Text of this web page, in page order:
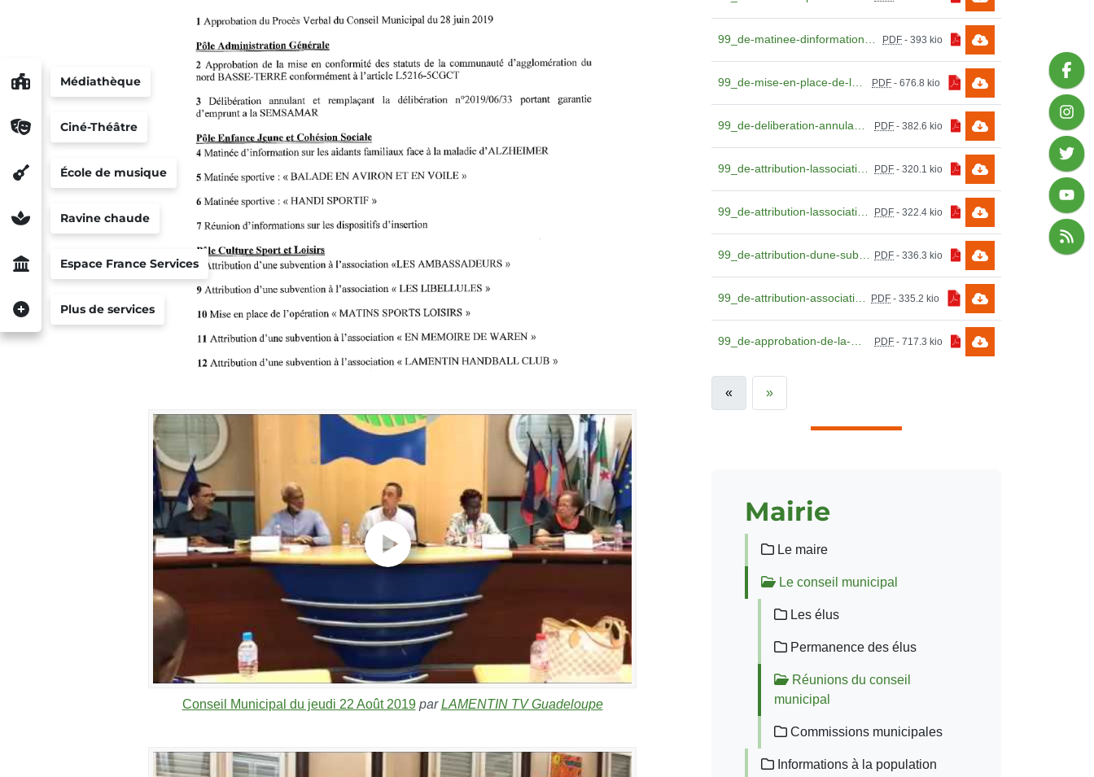
Médiathèque
Ciné-Théâtre
École de musique
Ravine chaude
Espace France Services
Plus de services
Conseil Municipal du jeudi 22 Août 2019 parLAMENTIN TV Guadeloupe
PDF - 393 kio
PDF -676.8 kio
PDF - 382.6 kio
PDF - 320.1 kio
PDF - 322.4 kio
PDF - 336.3 kio
PDF -335.2 kio
PDF - 717.3 kio
« »
Mairie
Le maire
Le conseil municipal
Les élus
Permanence des élus
Réunions du conseil
municipal
Commissions municipales
Informations à la population